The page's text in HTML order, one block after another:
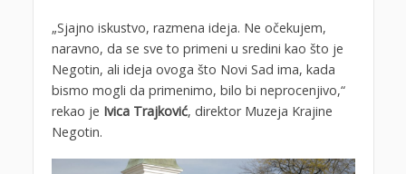
„Sjajno iskustvo, razmena ideja. Ne očekujem,
naravno, da se sve to primeni u sredini kao što je
Negotin, ali ideja ovoga što Novi Sad ima, kada
bismo mogli da primenimo, bilo bi neprocenjivo,“
rekao je Ivica Trajković, direktor Muzeja Krajine
Negotin.